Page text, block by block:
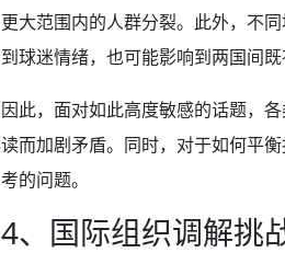
更大范围内的人群分裂。此外，不
到球迷情绪，也可能影响到两国间既
因此，面对如此高度敏感的话题，
读而加剧矛盾。同时，对于如何平
考的问题。
4、国际组织调解挑